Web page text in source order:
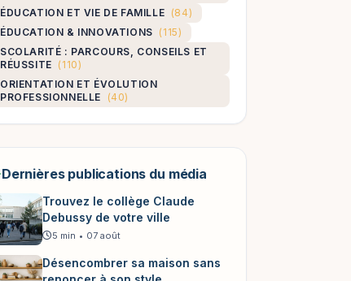
ÉDUCATION ET VIE DE FAMILLE (84)
ÉDUCATION & INNOVATIONS (115)
SCOLARITÉ : PARCOURS, CONSEILS ET
RÉUSSITE (110)
ORIENTATION ET ÉVOLUTION
PROFESSIONNELLE
(40)
Dernières publications du média
Trouvez le collège Claude
Debussy de votre ville
5 min • 07 août
Désencombrer sa maison sans